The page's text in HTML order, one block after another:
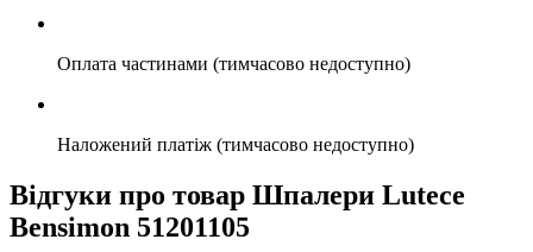
Оплата частинами (тимчасово недоступно)
Наложений платіж (тимчасово недоступно)
Відгуки про товар Шпалери Lutece
Bensimon 51201105